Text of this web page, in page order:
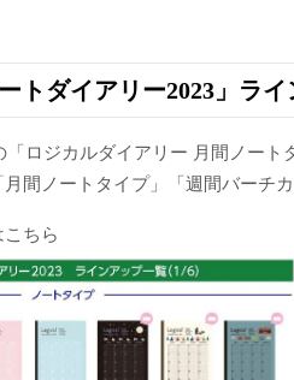
トダイアリー2023」ラ
「ロジカルダイアリー 月間ノー
間ノートタイプ」「週間バーチ
ちら